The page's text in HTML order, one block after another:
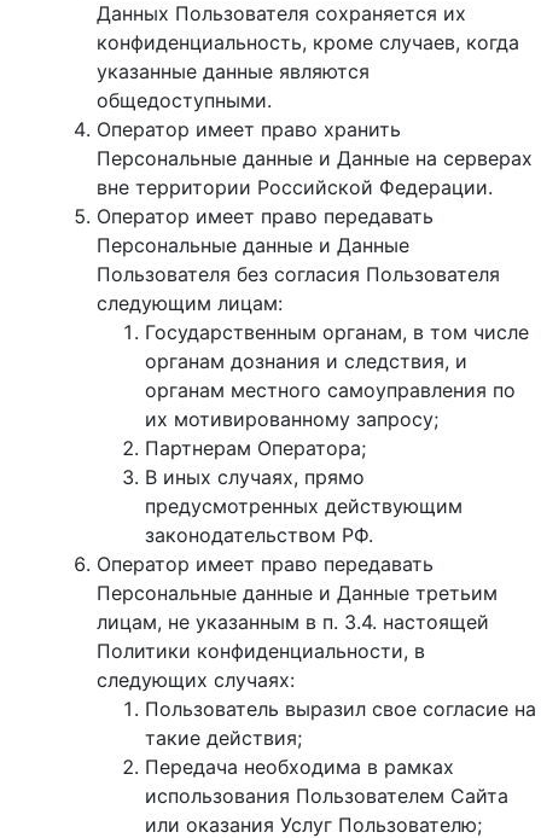
Данных Пользователя сохраняется их
конфиденциальность, кроме случаев, когда
указанные данные являются
общедоступными.
Оператор имеет право хранить
Персональные данные и Данные на серверах
вне территории Российской Федерации.
Оператор имеет право передавать
Персональные данные и Данные
Пользователя без согласия Пользователя
следующим лицам:
Государственным органам, в том числе
органам дознания и следствия, и
органам местного самоуправления по
их мотивированному запросу;
Партнерам Оператора;
В иных случаях, прямо
предусмотренных действующим
законодательством РФ.
Оператор имеет право передавать
Персональные данные и Данные третьим
лицам, не указанным в п. 3.4. настоящей
Политики конфиденциальности, в
следующих случаях:
Пользователь выразил свое согласие на
такие действия;
Передача необходима в рамках
использования Пользователем Сайта
или оказания Услуг Пользователю;